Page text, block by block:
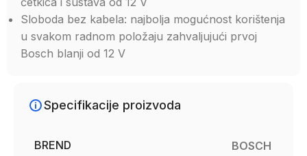
Sloboda bez kabela: najbolja mogućnost korištenja
u svakom radnom položaju zahvaljujući prvoj
Bosch blanji od 12 V
Specifikacije proizvoda
BREND BOSCH